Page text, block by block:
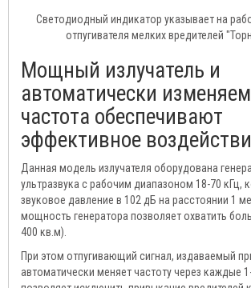
Светодиодный индикатор указывает на
отпугивателя мелких вредителей
Мощный излучатель и
автоматически
частота обеспечивают
эффективное
Данная модель излучателя оборудована
ультразвука с рабочим диапазоном 18-70 кГц,
звуковое давление в 102 дБ на расстоянии 1
мощность генератора позволяет охватить
400 кв.м).
При этом отпугивающий сигнал, издаваемый
автоматически меняет частоту через каждые